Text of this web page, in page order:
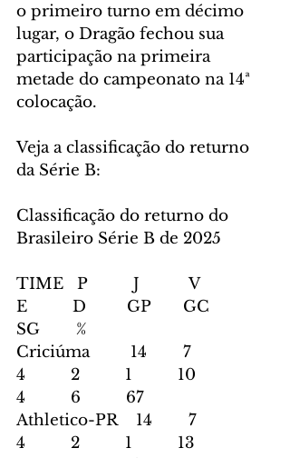
o primeiro turno em décimo
lugar, o Dragão fechou sua
participação na primeira
metade do campeonato na 14ª
colocação.
Veja a classificação do returno
da Série B:
Classificação do returno do
Brasileiro Série B de 2025
TIME   P          J           V
E          D         GP       GC
SG        %
Criciúma         14        7
4          2          1          10
4          6          67
Athletico-PR    14        7
4          2          1          13